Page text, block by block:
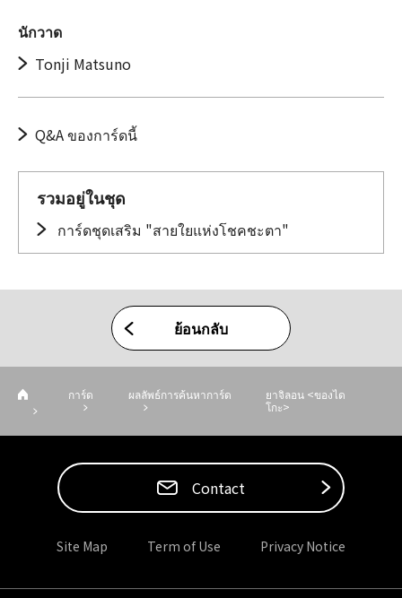
นักวาด
Tonji Matsuno
Q&A ของการ์ดนี้
รวมอยู่ในชุด
การ์ดชุดเสริม "สายใยแห่งโชคชะตา"
ย้อนกลับ
การ์ด ผลลัพธ์การค้นหาการ์ด
ยาจิลอน <ของได
โกะ>
Contact
Site Map Term of Use Privacy Notice